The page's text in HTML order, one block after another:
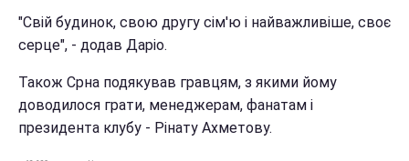
"Свій будинок, свою другу сім'ю і найважливіше, своє
серце", - додав Даріо.
Також Срна подякував гравцям, з якими йому
доводилося грати, менеджерам, фанатам і
президента клубу - Рінату Ахметову.